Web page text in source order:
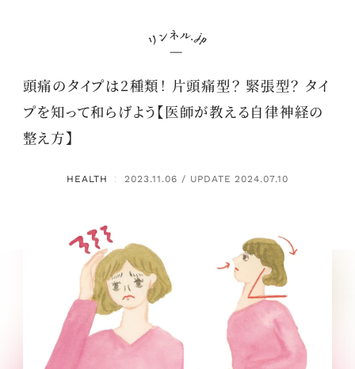
頭痛のタイプは2種類！ 片頭痛型？ 緊張型？ タイ
プを知って和らげよう【医師が教える自律神経の
整え方】
HEALTH ： 2023.11.06 / UPDATE 2024.07.10